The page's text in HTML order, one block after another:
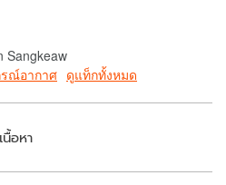
Sangkeaw
ณ์อากาศ ดูแท็กทั้งหมด
อหา